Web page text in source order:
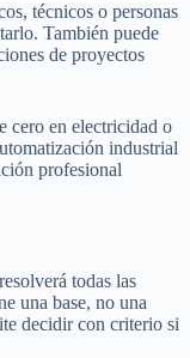
técnicos o personas
También puede
de proyectos
cero en electricidad o
industrial
profesional
todas las
una base, no una
decidir con criterio si